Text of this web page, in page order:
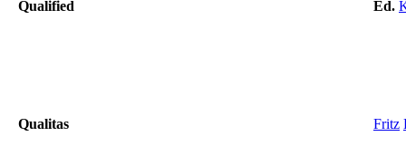
Qualified Ed.
Qualitas Fritz